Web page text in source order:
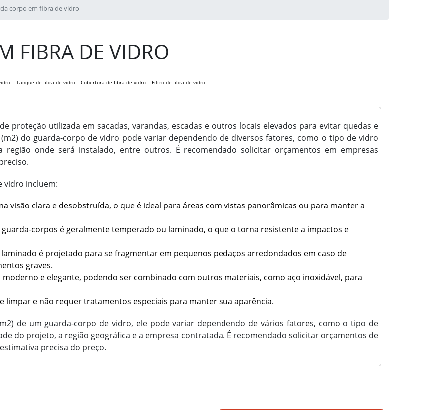
corpo em fibra de vidro
FIBRA DE VIDRO
Tanque de fibra de vidro Cobertura de fibra de vidro Filtro de fibra de vidro
proteção utilizada em sacadas, varandas, escadas e outros locais elevados para evitar quedas e
do guarda-corpo de vidro pode variar dependendo de diversos fatores, como o tipo de vidro
região onde será instalado, entre outros. É recomendado solicitar orçamentos em empresas
vidro incluem:
visão clara e desobstruída, o que é ideal para áreas com vistas panorâmicas ou para manter a
corpos é geralmente temperado ou laminado, o que o torna resistente a impactos e
é projetado para se fragmentar em pequenos pedaços arredondados em caso de
graves.
moderno e elegante, podendo ser combinado com outros materiais, como aço inoxidável, para
limpar e não requer tratamentos especiais para manter sua aparência.
de um guarda-corpo de vidro, ele pode variar dependendo de vários fatores, como o tipo de
do projeto, a região geográfica e a empresa contratada. É recomendado solicitar orçamentos de
precisa do preço.